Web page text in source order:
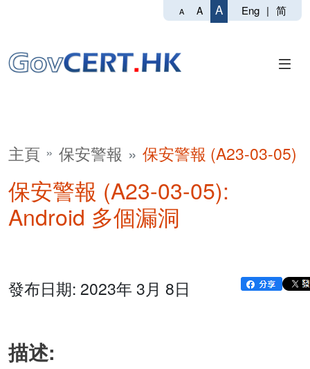
A A A Eng | 简
主頁 保安警報 保安警報 (A23-03-05)
保安警報 (A23-03-05):
Android 多個漏洞
發布日期: 2023年 3月 8日
描述: